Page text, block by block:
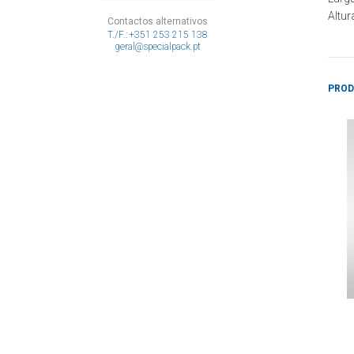
Contactos alternativos
T./F.: +351 253 215 138
geral@specialpack.pt